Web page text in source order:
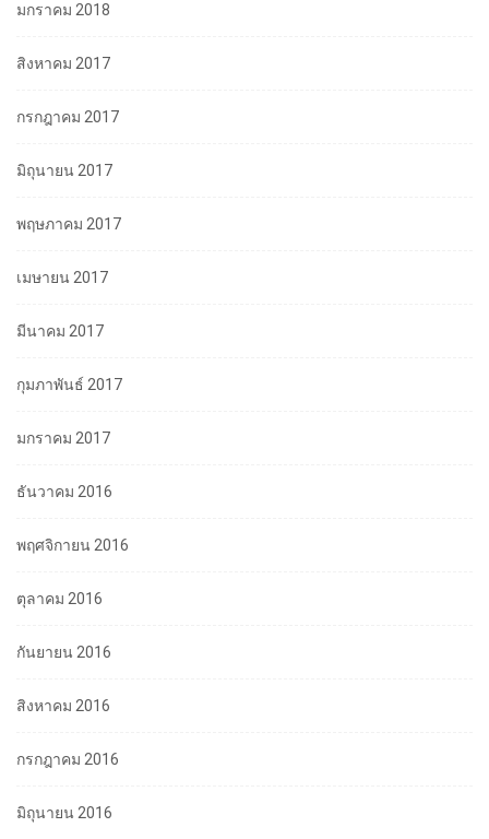
มกราคม 2018
สิงหาคม 2017
กรกฎาคม 2017
มิถุนายน 2017
พฤษภาคม 2017
เมษายน 2017
มีนาคม 2017
กุมภาพันธ์ 2017
มกราคม 2017
ธันวาคม 2016
พฤศจิกายน 2016
ตุลาคม 2016
กันยายน 2016
สิงหาคม 2016
กรกฎาคม 2016
มิถุนายน 2016